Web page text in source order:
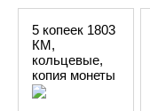
5 копеек 1803
КМ,
кольцевые,
копия монеты
Александра 1